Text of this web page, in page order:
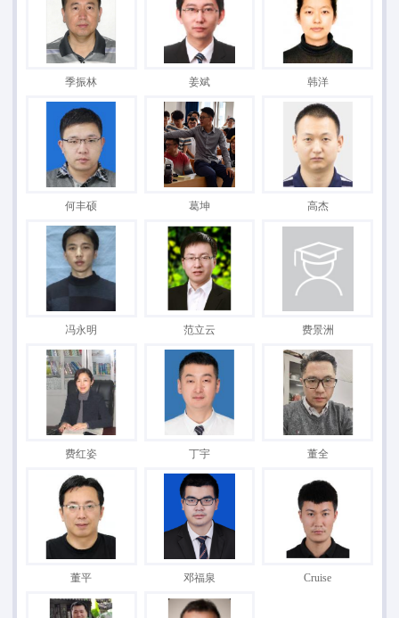
季振林 姜斌 韩洋
何丰硕 葛坤 高杰
冯永明 范立云 费景洲
费红姿 丁宇 董全
董平 邓福泉 Cruise